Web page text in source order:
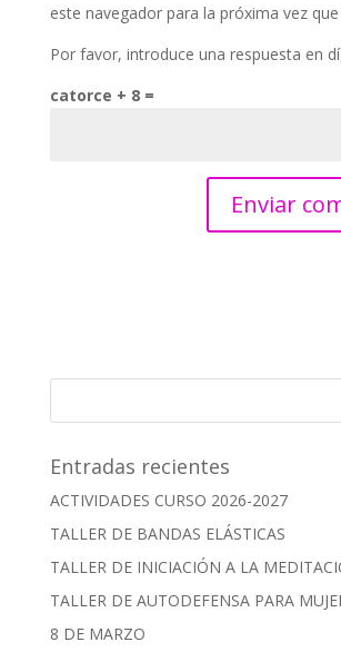
este navegador para la próxima vez
Por favor, introduce una respuesta en
catorce + 8 =
Entradas recientes
ACTIVIDADES CURSO 2026-2027
TALLER DE BANDAS ELÁSTICAS
TALLER DE INICIACIÓN A LA
TALLER DE AUTODEFENSA PARA
8 DE MARZO